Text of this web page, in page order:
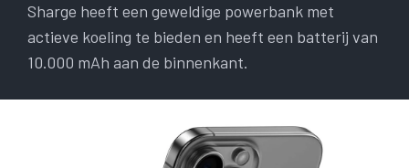
Sharge heeft een geweldige powerbank met
actieve koeling te bieden en heeft een batterij van
10.000 mAh aan de binnenkant.